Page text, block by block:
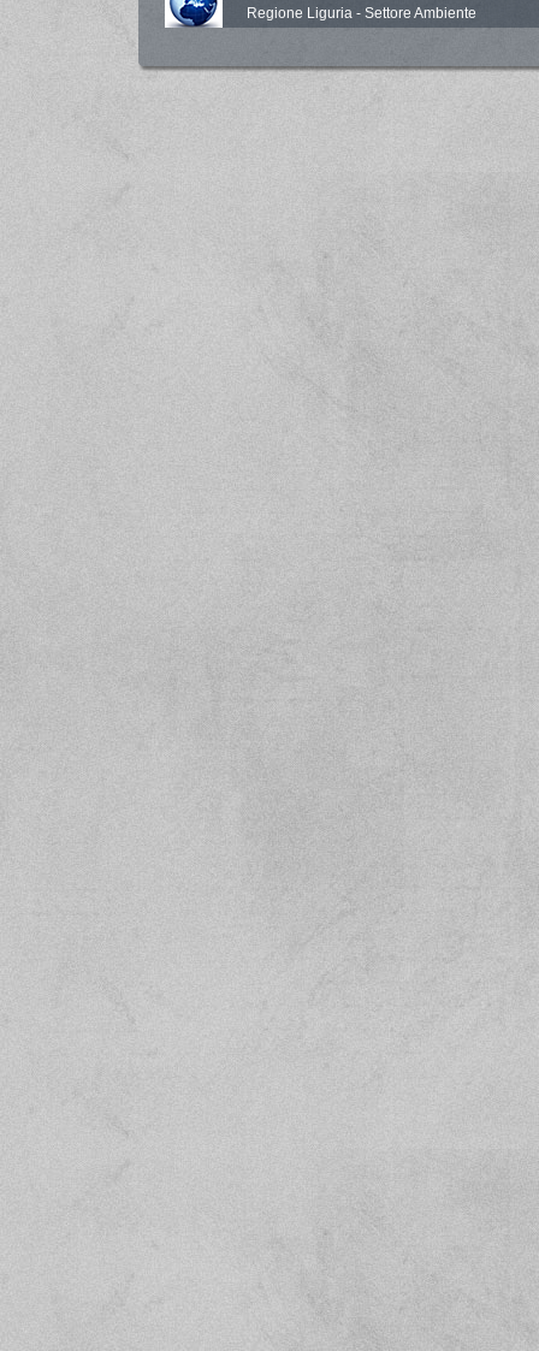
Regione Liguria - Settore Ambiente